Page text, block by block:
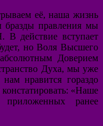
её, наша жизнь
бразды правления мы
В действие вступает
но Воля Высшего
Доверием
Духа, мы уже
нравится гораздо
«Наше
ранее